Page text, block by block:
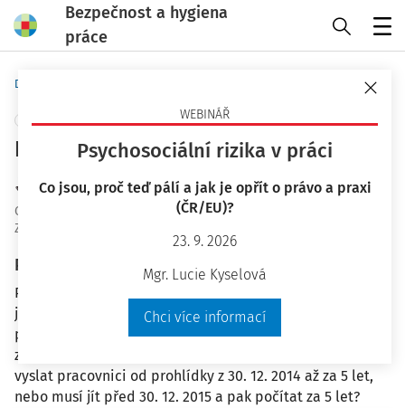
Bezpečnost a hygiena
práce
WEBINÁŘ
Psychosociální rizika v práci
Co jsou, proč teď pálí a jak je opřít o právo a praxi
(ČR/EU)?
23. 9. 2026
Mgr. Lucie Kyselová
Chci více informací
Domů
+ PŘIDAT VLASTNÍ
Pracovnělékařské služby - prohlídka
JUDr. Eva Dandová
OaO ID
Zodpovězeno
Plné znění otázky
Periodická prohlídka pracovnice provedena 30. 12. 2014
jako noční, tj. planost do 30. 12. 2015, ale od 1. 2. 2015
přeřazena na denní režim, takže by mohla jít na další až
za 5 let. Jak je to s platností provedené prohlídky – lze
vyslat pracovnici od prohlídky z 30. 12. 2014 až za 5 let,
nebo musí jít před 30. 12. 2015 a pak počítat za 5 let?